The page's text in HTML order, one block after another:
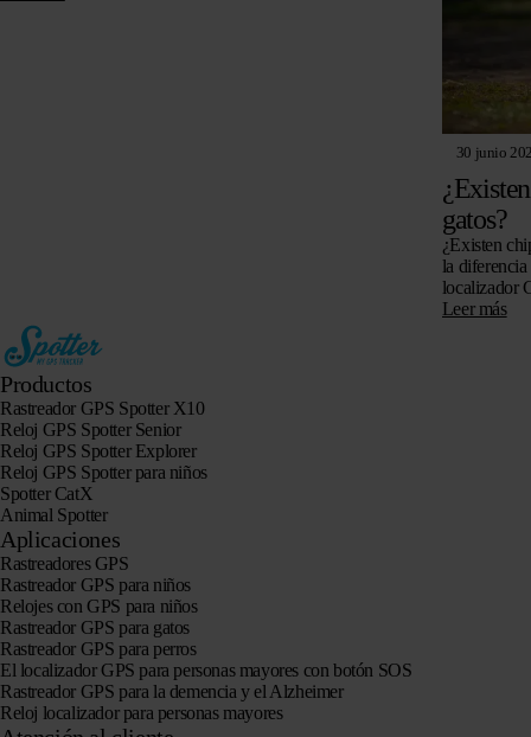
30 junio
gatos?
¿Existen
la
localizador
si es
Leer más
Productos
Rastreador GPS Spotter X10
Reloj GPS Spotter Senior
Reloj GPS Spotter Explorer
Reloj GPS Spotter para niños
Spotter CatX
Animal Spotter
Aplicaciones
Rastreadores GPS
Rastreador GPS para niños
Relojes con GPS para niños
Rastreador GPS para gatos
Rastreador GPS para perros
El localizador GPS para personas mayores con botón SOS
Rastreador GPS para la demencia y el Alzheimer
Reloj localizador para personas mayores